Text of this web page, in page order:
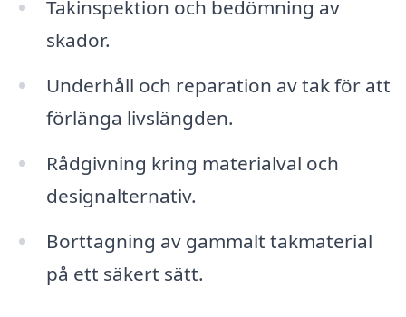
Takinspektion och bedömning av
skador.
Underhåll och reparation av tak för att
förlänga livslängden.
Rådgivning kring materialval och
designalternativ.
Borttagning av gammalt takmaterial
på ett säkert sätt.